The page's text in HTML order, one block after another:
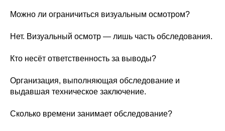
Можно ли ограничиться визуальным осмотром?
Нет. Визуальный осмотр — лишь часть обследования.
Кто несёт ответственность за выводы?
Организация, выполняющая обследование и
выдавшая техническое заключение.
Сколько времени занимает обследование?